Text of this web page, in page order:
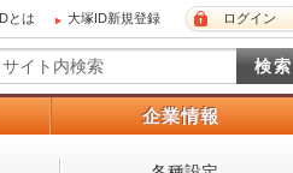
とは 大塚ID新規登録 ログイン
企業情報